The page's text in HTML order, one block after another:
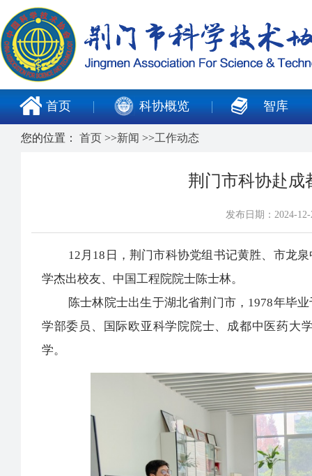
首页 科协概览 智库
您的位置： 首页 >>新闻 >>工作动态
荆门市科协赴成
发布日期：2024-
12月18日，荆门市科协党组书记黄胜、市龙泉
学杰出校友、中国工程院院士陈士林。
陈士林院士出生于湖北省荆门市，1978年毕业
学部委员、国际欧亚科学院院士、成都中医药大
学。